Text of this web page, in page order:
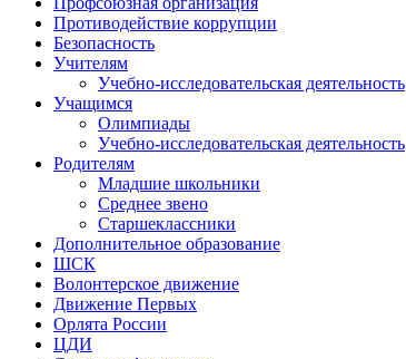
Противодействие коррупции
Безопасность
Учителям
Учебно-исследовательская деятельность
Учащимся
Олимпиады
Учебно-исследовательская деятельность
Родителям
Младшие школьники
Среднее звено
Старшеклассники
Дополнительное образование
ШСК
Волонтерское движение
Движение Первых
Орлята России
ЦДИ